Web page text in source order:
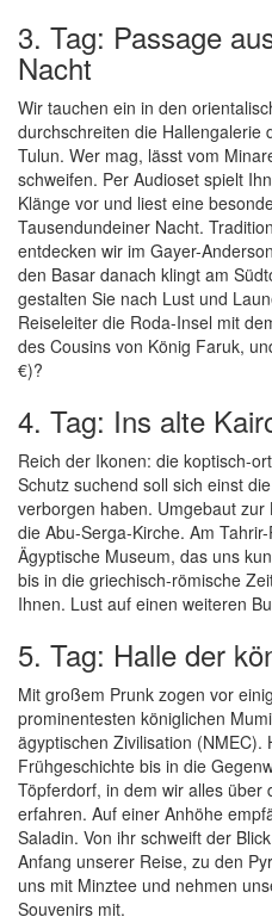
3. Tag: Passage
Nacht
Wir tauchen ein in den
durchschreiten die Hallengalerie
Tulun. Wer mag, lässt vom
schweifen. Per Audioset spielt
Klänge vor und liest eine
Tausendundeiner Nacht.
entdecken wir im Gayer-
den Basar danach klingt am
gestalten Sie nach Lust und
Reiseleiter die Roda-Insel mit
des Cousins von König Faruk,
€)?
4. Tag: Ins alte
Reich der Ikonen: die koptisch-
Schutz suchend soll sich einst
verborgen haben. Umgebaut
die Abu-Serga-Kirche. Am
Ägyptische Museum, das uns
bis in die griechisch-römische
Ihnen. Lust auf einen weiteren
5. Tag: Halle der
Mit großem Prunk zogen vor
prominentesten königlichen
ägyptischen Zivilisation (NMEC).
Frühgeschichte bis in die
Töpferdorf, in dem wir alles über
erfahren. Auf einer Anhöhe
Saladin. Von ihr schweift der
Anfang unserer Reise, zu den
uns mit Minztee und nehmen
Souvenirs mit.